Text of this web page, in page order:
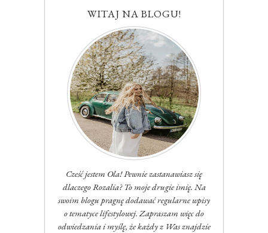
WITAJ NA BLOGU!
Cześć jestem Ola! Pewnie zastanawiasz się
dlaczego Rozalia? To moje drugie imię. Na
swoim blogu pragnę dodawać regularne wpisy
o tematyce lifestylowej. Zapraszam więc do
odwiedzania i myślę, że każdy z Was znajdzie